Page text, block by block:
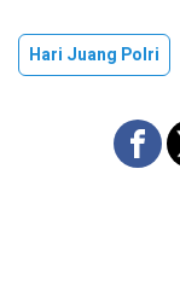
Hari Juang Polri